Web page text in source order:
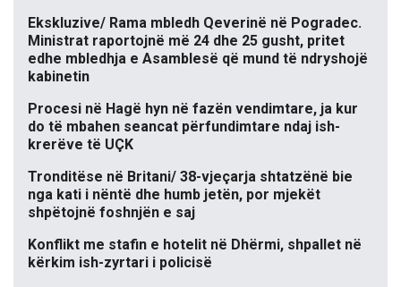
Ekskluzive/ Rama mbledh Qeverinë në Pogradec.
Ministrat raportojnë më 24 dhe 25 gusht, pritet
edhe mbledhja e Asamblesë që mund të ndryshojë
kabinetin
Procesi në Hagë hyn në fazën vendimtare, ja kur
do të mbahen seancat përfundimtare ndaj ish-
krerëve të UÇK
Tronditëse në Britani/ 38-vjeçarja shtatzënë bie
nga kati i nëntë dhe humb jetën, por mjekët
shpëtojnë foshnjën e saj
Konflikt me stafin e hotelit në Dhërmi, shpallet në
kërkim ish-zyrtari i policisë